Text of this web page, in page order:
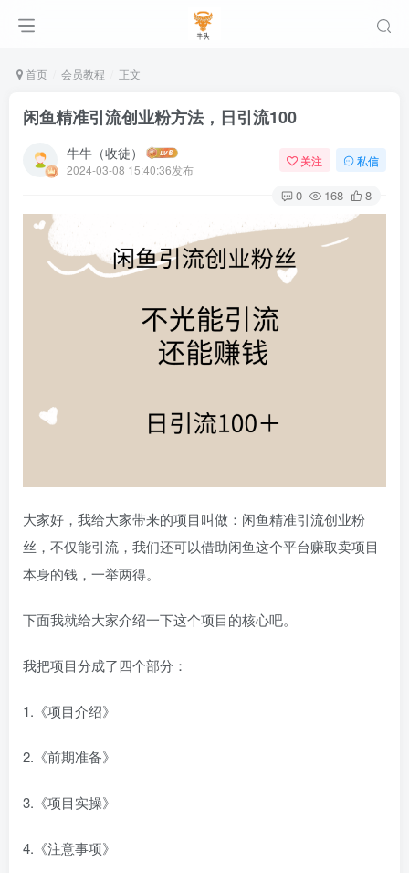
首页 会员教程 正文
闲鱼精准引流创业粉方法，日引流100
牛牛（收徒）
2024-03-08 15:40:36发布
关注 私信
0 168 8
大家好，我给大家带来的项目叫做：闲鱼精准引流创业粉
丝，不仅能引流，我们还可以借助闲鱼这个平台赚取卖项目
本身的钱，一举两得。
下面我就给大家介绍一下这个项目的核心吧。
我把项目分成了四个部分：
1.《项目介绍》
2.《前期准备》
3.《项目实操》
4.《注意事项》